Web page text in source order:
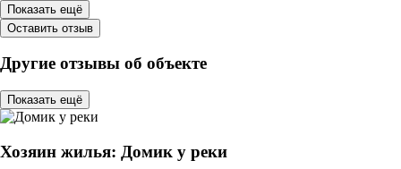
Показать ещё
Оставить отзыв
Другие отзывы об объекте
Показать ещё
Хозяин жилья: Домик у реки